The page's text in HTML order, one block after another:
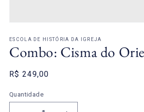
1
na
janela
ESCOLA DE HISTÓRIA DA IGREJA
Combo: Cisma do
Preço
R$ 249,00
Quantidade